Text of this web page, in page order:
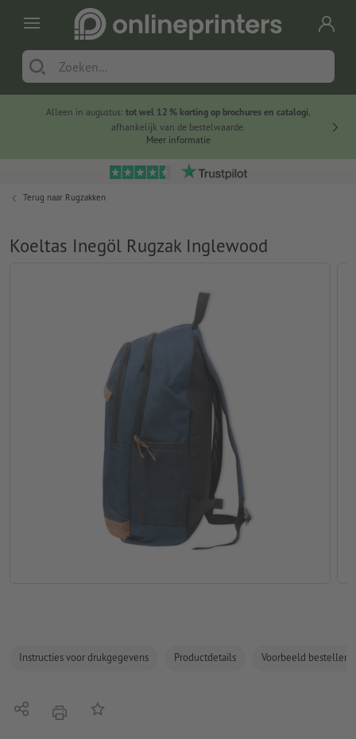
Alleen in augustus: tot wel 12 % korting op brochures en catalogi,
afhankelijk van de bestelwaarde.
Meer informatie
Terug naar Rugzakken
Koeltas Inegöl Rugzak Inglewood
Instructies voor drukgegevens Productdetails Voorbeeld bestellen
Delen afdrukkenOp de lijst